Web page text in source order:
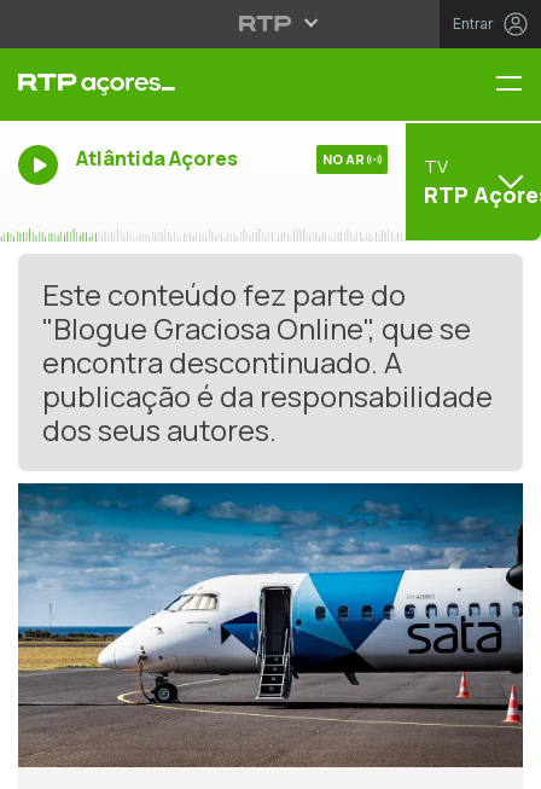
Entrar
Atlântida Açores NO AR TV
RTP
Este conteúdo fez parte do
"Blogue Graciosa Online", que se
encontra descontinuado. A
publicação é da responsabilidade
dos seus autores.